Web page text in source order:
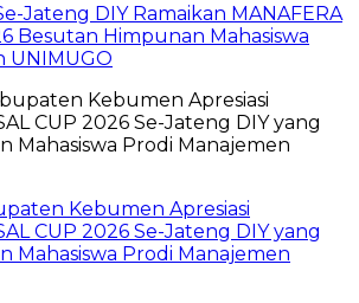
Jateng DIY Ramaikan MANAFERA
Besutan Himpunan Mahasiswa
UNIMUGO
Kebumen Apresiasi
CUP 2026 Se-Jateng DIY yang
Mahasiswa Prodi Manajemen